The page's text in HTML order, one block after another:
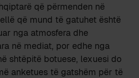
që përmenden në
që mund të gatuhet është
nga atmosfera dhe
në mediat, por edhe nga
shtëpitë botuese, lexuesi do
anketues të gatshëm për të